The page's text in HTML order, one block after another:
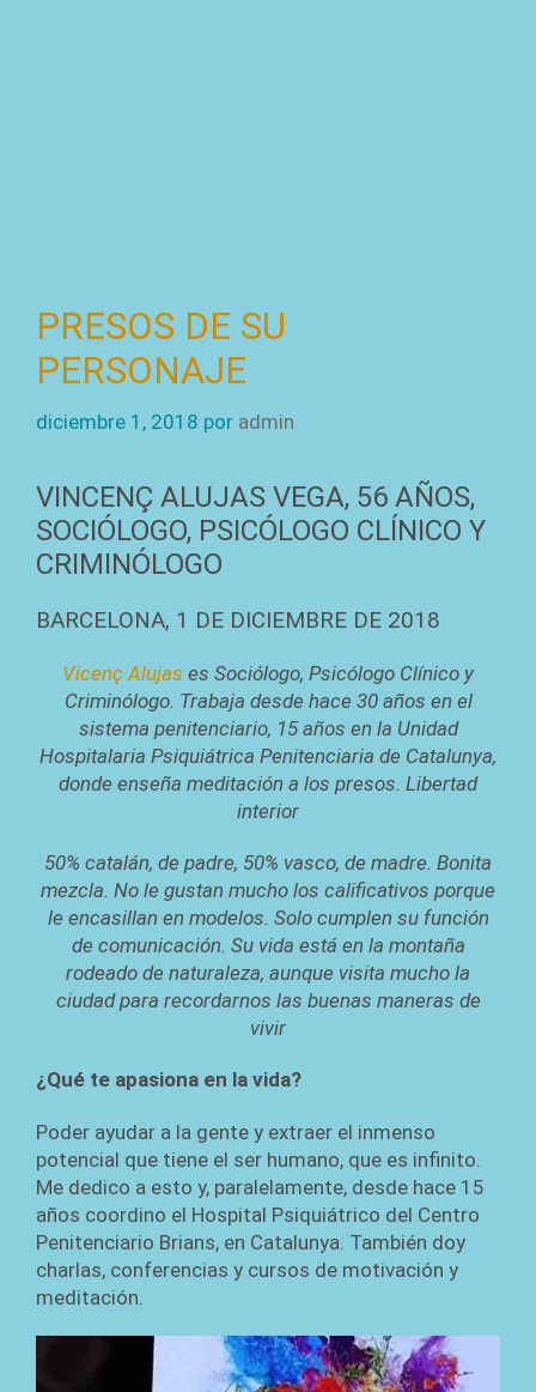
PRESOS DE SU
PERSONAJE
diciembre 1, 2018 por admin
VINCENÇ ALUJAS VEGA, 56 AÑOS,
SOCIÓLOGO, PSICÓLOGO CLÍNICO Y
CRIMINÓLOGO
BARCELONA, 1 DE DICIEMBRE DE 2018
Vicenç Alujas es Sociólogo, Psicólogo Clínico y
Criminólogo. Trabaja desde hace 30 años en el
sistema penitenciario, 15 años en la Unidad
Hospitalaria Psiquiátrica Penitenciaria de Catalunya,
donde enseña meditación a los presos. Libertad
interior
50% catalán, de padre, 50% vasco, de madre. Bonita
mezcla. No le gustan mucho los calificativos porque
le encasillan en modelos. Solo cumplen su función
de comunicación. Su vida está en la montaña
rodeado de naturaleza, aunque visita mucho la
ciudad para recordarnos las buenas maneras de
vivir
¿Qué te apasiona en la vida?
Poder ayudar a la gente y extraer el inmenso
potencial que tiene el ser humano, que es infinito.
Me dedico a esto y, paralelamente, desde hace 15
años coordino el Hospital Psiquiátrico del Centro
Penitenciario Brians, en Catalunya. También doy
charlas, conferencias y cursos de motivación y
meditación.